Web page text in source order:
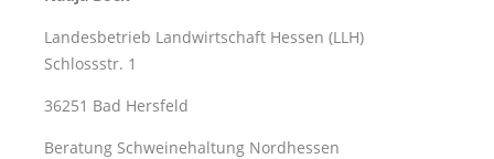
Landesbetrieb Landwirtschaft Hessen (LLH)
Schlossstr. 1
36251 Bad Hersfeld
Beratung Schweinehaltung Nordhessen